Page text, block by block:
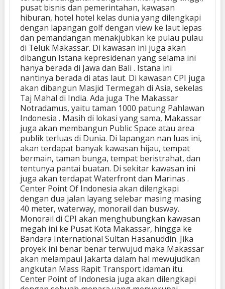
pusat bisnis dan pemerintahan, kawasan
hiburan, hotel hotel kelas dunia yang dilengkapi
dengan lapangan golf dengan view ke laut lepas
dan pemandangan menakjubkan ke pulau pulau
di Teluk Makassar. Di kawasan ini juga akan
dibangun Istana kepresidenan yang selama ini
hanya berada di Jawa dan Bali . Istana ini
nantinya berada di atas laut. Di kawasan CPI juga
akan dibangun Masjid Termegah di Asia, sekelas
Taj Mahal di India. Ada juga The Makassar
Notradamus, yaitu taman 1000 patung Pahlawan
Indonesia . Masih di lokasi yang sama, Makassar
juga akan membangun Public Space atau area
publik terluas di Dunia. Di lapangan nan luas ini,
akan terdapat banyak kawasan hijau, tempat
bermain, taman bunga, tempat beristrahat, dan
tentunya pantai buatan. Di sekitar kawasan ini
juga akan terdapat Waterfront dan Marinas .
Center Point Of Indonesia akan dilengkapi
dengan dua jalan layang selebar masing masing
40 meter, waterway, monorail dan busway.
Monorail di CPI akan menghubungkan kawasan
megah ini ke Pusat Kota Makassar, hingga ke
Bandara International Sultan Hasanuddin. Jika
proyek ini benar benar terwujud maka Makassar
akan melampaui Jakarta dalam hal mewujudkan
angkutan Mass Rapit Transport idaman itu.
Center Point of Indonesia juga akan dilengkapi